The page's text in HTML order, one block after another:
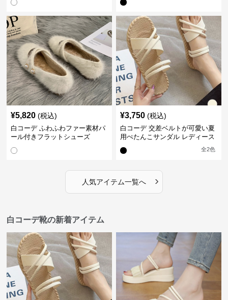
¥5,820 (税込)
白コーデ ふわふわファー素材パ
ール付きフラットシューズ
¥3,750 (税込)
白コーデ 交差ベルトが可愛い夏
用ぺたんこサンダル レディース
全2色
人気アイテム一覧へ ›
白コーデ靴の新着アイテム